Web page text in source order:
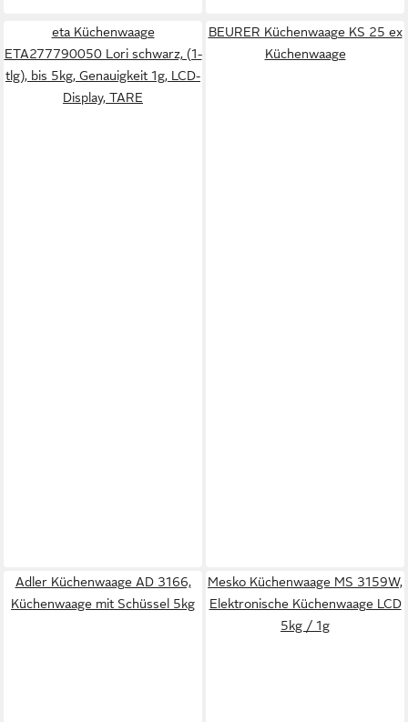
eta Küchenwaage
ETA277790050 Lori schwarz, (1-
tlg), bis 5kg, Genauigkeit 1g, LCD-
Display, TARE
BEURER Küchenwaage KS 25 ex
Küchenwaage
Adler Küchenwaage AD 3166,
Küchenwaage mit Schüssel 5kg
Mesko Küchenwaage MS 3159W,
Elektronische Küchenwaage LCD
5kg / 1g